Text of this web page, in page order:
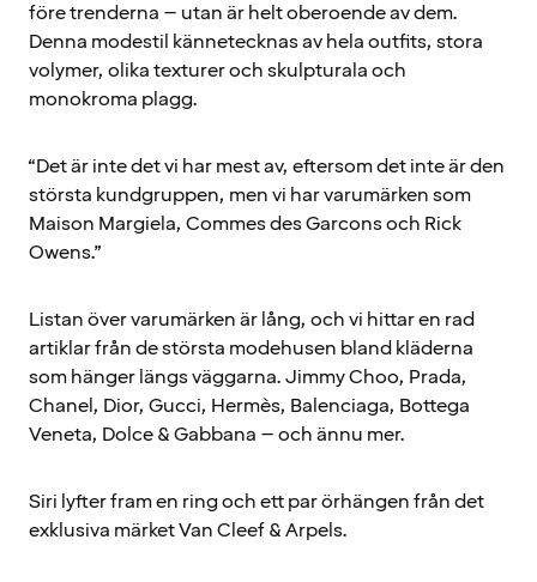
före trenderna – utan är helt oberoende av dem.
Denna modestil kännetecknas av hela outfits, stora
volymer, olika texturer och skulpturala och
monokroma plagg.
“Det är inte det vi har mest av, eftersom det inte är den
största kundgruppen, men vi har varumärken som
Maison Margiela, Commes des Garcons och Rick
Owens.”
Listan över varumärken är lång, och vi hittar en rad
artiklar från de största modehusen bland kläderna
som hänger längs väggarna. Jimmy Choo, Prada,
Chanel, Dior, Gucci, Hermès, Balenciaga, Bottega
Veneta, Dolce & Gabbana – och ännu mer.
Siri lyfter fram en ring och ett par örhängen från det
exklusiva märket Van Cleef & Arpels.